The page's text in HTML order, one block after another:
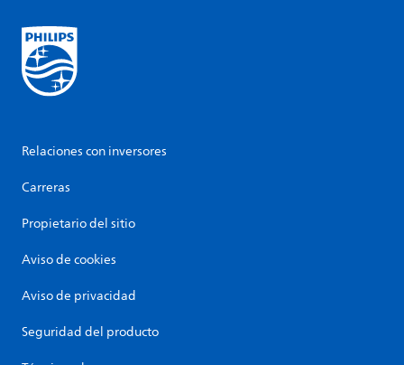
Relaciones con inversores
Carreras
Propietario del sitio
Aviso de cookies
Aviso de privacidad
Seguridad del producto